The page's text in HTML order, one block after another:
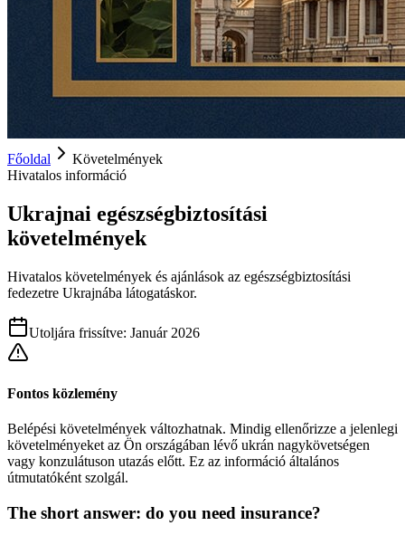
Főoldal
Követelmények
Hivatalos információ
Ukrajnai egészségbiztosítási
követelmények
Hivatalos követelmények és ajánlások az egészségbiztosítási
fedezetre Ukrajnába látogatáskor.
Utoljára frissítve: Január 2026
Fontos közlemény
Belépési követelmények változhatnak. Mindig ellenőrizze a jelenlegi
követelményeket az Ön országában lévő ukrán nagykövetségen
vagy konzulátuson utazás előtt. Ez az információ általános
útmutatóként szolgál.
The short answer: do you need insurance?